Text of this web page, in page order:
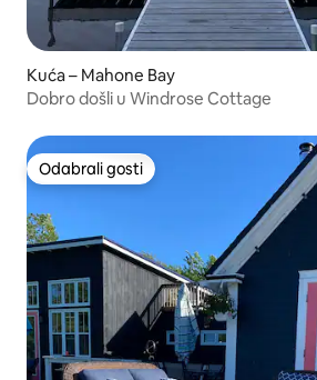
Kuća – Mahone Bay
Dobro došli u Windrose Cottage
Odabrali gosti
Odabrali gosti